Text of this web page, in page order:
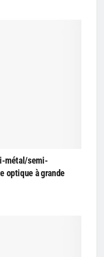
métal/semi-
optique à grande